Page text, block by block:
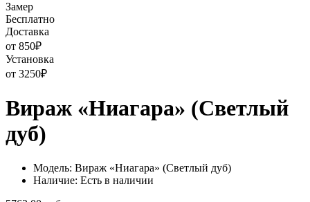
Замер
Бесплатно
Доставка
от 850₽
Установка
от 3250₽
Вираж «Ниагара» (Светлый
дуб)
Модель: Вираж «Ниагара» (Светлый дуб)
Наличие: Есть в наличии